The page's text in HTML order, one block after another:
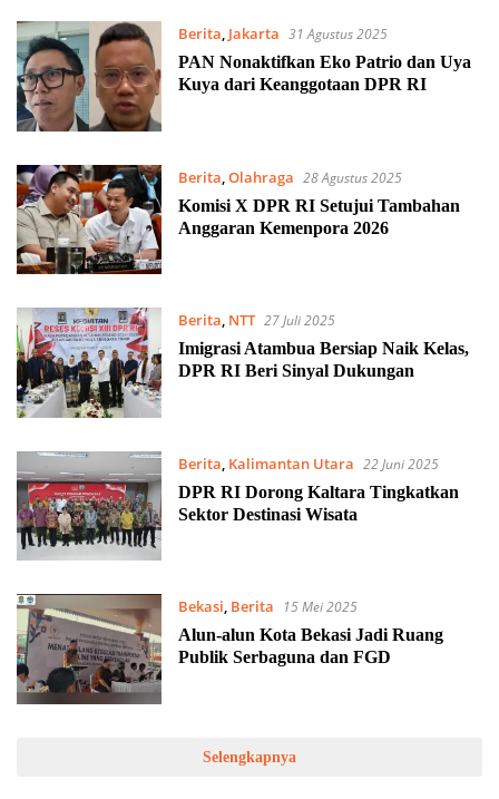
Berita, Jakarta 31 Agustus 2025
PAN Nonaktifkan Eko Patrio dan Uya
Kuya dari Keanggotaan DPR RI
Berita,Olahraga 28 Agustus 2025
Komisi X DPR RI Setujui Tambahan
Anggaran Kemenpora 2026
Berita, NTT 27 Juli 2025
Imigrasi Atambua Bersiap Naik Kelas,
DPR RI Beri Sinyal Dukungan
Berita, Kalimantan Utara 22 Juni 2025
DPR RI Dorong Kaltara Tingkatkan
Sektor Destinasi Wisata
Bekasi, Berita
15 Mei 2025
Alun-alun Kota Bekasi Jadi Ruang
Publik Serbaguna dan FGD
Selengkapnya